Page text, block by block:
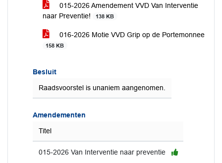
015-2026 Amendement VVD Van Interventie
naar Preventie!
138 KB
016-2026 Motie VVD Grip op de Portemonnee
158 KB
Besluit
Raadsvoorstel is unaniem aangenomen.
Amendementen
Titel
015-2026 Van Interventie naar preventie